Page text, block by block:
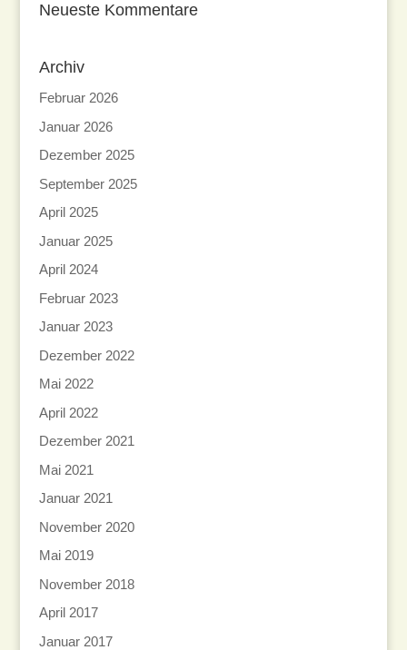
Neueste Kommentare
Archiv
Februar 2026
Januar 2026
Dezember 2025
September 2025
April 2025
Januar 2025
April 2024
Februar 2023
Januar 2023
Dezember 2022
Mai 2022
April 2022
Dezember 2021
Mai 2021
Januar 2021
November 2020
Mai 2019
November 2018
April 2017
Januar 2017